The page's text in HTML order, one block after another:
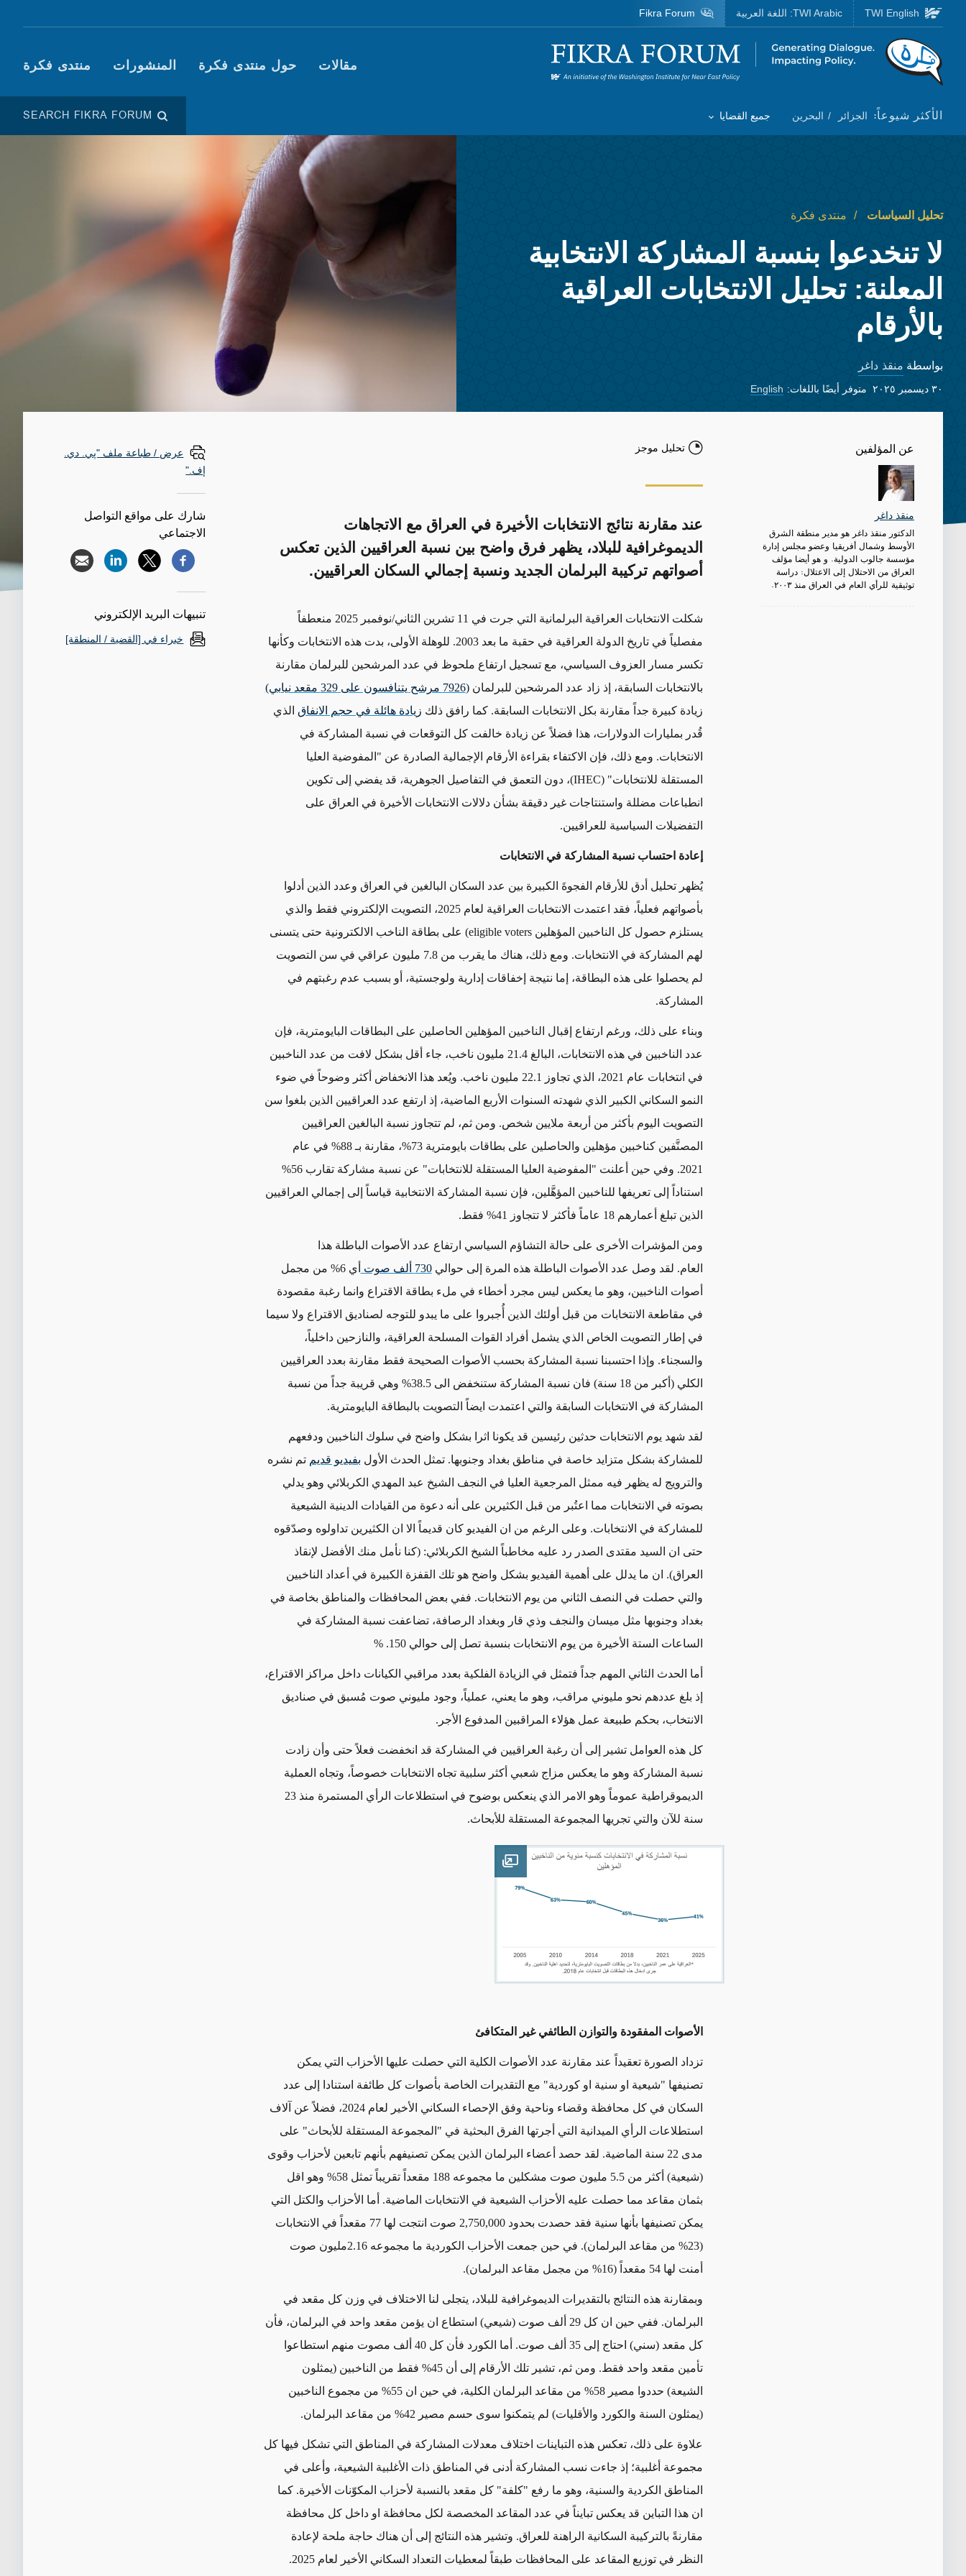
Skip to main content
Homepage
Main navigation (Fikra Forum)
مقالات حول منتدى فكرة المنشورات منتدى فكرة
الأكثر شيوعاً: الجزائر البحرين
Toggle List of
جميع القضايا SEARCH FIKRA FORUM
TWI English
TWI Arabic: اللغة العربية Fikra Forum
تحليل السياسات منتدى فكرة
لا تنخدعوا بنسبة المشاركة الانتخابية
المعلنة: تحليل الانتخابات العراقية
بالأرقام
بواسطة منقذ داغر
٣٠ ديسمبر ٢٠٢٥ متوفر أيضًا باللغات: English
عن المؤلفين
منقذ داغر
الدكتور منقذ داغر هو مدير منطقة الشرق
الأوسط وشمال أفريقيا وعضو مجلس إدارة
مؤسسة جالوب الدولية. و هو أيضا مؤلف
العراق من الاحتلال إلى الاعتلال: دراسة
توثيقية للرأي العام في العراق منذ ٢٠٠٣.
تحليل موجز
عند مقارنة نتائج الانتخابات الأخيرة في العراق مع الاتجاهات
الديموغرافية للبلاد، يظهر فرق واضح بين نسبة العراقيين الذين تعكس
أصواتهم تركيبة البرلمان الجديد ونسبة إجمالي السكان العراقيين.
شكلت الانتخابات العراقية البرلمانية التي جرت في تشرين الثاني/نوفمبر 2025
منعطفاً
مفصلياً في تاريخ الدولة العراقية في حقبة ما بعد 2003. للوهلة الأولى،
بدت هذه الانتخابات وكأنها
تكسر مسار العزوف السياسي، مع تسجيل ارتفاع ملحوظ في عدد المرشحين للبرلمان مقارنة
بالانتخابات السابقة، إذ زاد عدد المرشحين للبرلمان(7926 مرشح يتنافسون على 329 مقعد نيابي)
زيادة كبيرة جداً مقارنة بكل الانتخابات السابقة.كما رافق ذلك زيادة هائلة في حجم الانفاق الذي
قُدر بمليارات الدولارات، هذا فضلاً عن زيادة خالفت كل التوقعات في نسبة المشاركة في
الانتخابات. ومع ذلك، فإن الاكتفاء بقراءة الأرقام الإجمالية الصادرة عن "المفوضية العليا
المستقلة للانتخابات"
(IHEC)
، دون التعمق في التفاصيل الجوهرية، قد يفضي إلى تكوين
انطباعات مضللة واستنتاجات غير دقيقة بشأن دلالات الانتخابات الأخيرة في العراق على
التفضيلات السياسية للعراقيين.
إعادة احتساب نسبة المشاركة في الانتخابات
يُظهر تحليل أدق للأرقام الفجوةَ الكبيرة بين عدد السكان البالغين في العراق وعدد الذين أدلوا
بأصواتهم فعلياً
، فقد اعتمدت الانتخابات العراقية لعام 2025، التصويت الإلكتروني فقط والذي
يستلزم حصول كل الناخبين المؤهلينeligible voters) على بطاقة الناخب الالكترونية حتى يتسنى
لهم المشاركة في الانتخابات. ومع ذلك، هناك ما يقرب من
7.8 مليون عراقي في سن التصويت
لم يحصلوا على هذه البطاقة، إما نتيجة إخفاقات إدارية ولوجستية، أو بسبب عدم رغبتهم في
المشاركة.
وبناء على ذلك، ورغم ارتفاع إقبال الناخبين المؤهلين الحاصلين على البطاقات البايومترية، فإن
عدد الناخبين في هذه الانتخابات، البالغ 21.4 مليون ناخب، جاء أقل بشكل لافت من عدد الناخبين
في انتخابات عام 2021، الذي تجاوز 22.1 مليون ناخب
. ويُعد هذا الانخفاض أكثر وضوحاً في ضوء
النمو السكاني الكبير الذي شهدته السنوات الأربع الماضية، إذ ارتفع عدد العراقيين الذين بلغوا سن
التصويت اليوم بأكثر من أربعة ملايين شخص. ومن ثم، لم تتجاوز نسبة البالغين العراقيين
المصنَّفين كناخبين مؤهلين والحاصلين على بطاقات بايومترية 73%، مقارنة بـ 88% في عام
2021
.
وفي حين أعلنت "المفوضية العليا المستقلة للانتخابات" عن نسبة مشاركة تقارب 56%
استناداً إلى تعريفها للناخبين المؤهَّلين، فإن نسبة المشاركة الانتخابية قياساً إلى إجمالي العراقيين
الذين تبلغ أعمارهم 18 عاماً فأكثر لا تتجاوز 41% فقط.
ومن المؤشرات الأخرى على حالة التشاؤم السياسي ارتفاع عدد الأصوات الباطلة هذا
العام. لقد وصل عدد الأصوات الباطلة هذه المرة إلى حوالي730 ألف صوت
أي 6% من مجمل
أصوات الناخبين، وهو ما يعكس ليس مجرد أخطاء في ملء بطاقة الاقتراع وانما رغبة مقصودة
في مقاطعة الانتخابات من قبل أولئك الذين أُجبروا على ما يبدو للتوجه لصناديق الاقتراع ولا سيما
في إطار التصويت الخاص الذي يشمل أفراد القوات المسلحة العراقية، والنازحين داخلياً،
والسجناء. وإذا احتسبنا نسبة المشاركة بحسب الأصوات الصحيحة فقط مقارنة بعدد العراقيين
الكلي (أكبر من 18 سنة) فان نسبة المشاركة ستنخفض الى 38.5% وهي قريبة جداً من نسبة
المشاركة في الانتخابات السابقة والتي اعتمدت ايضاً التصويت بالبطاقة البايومترية.
لقد شهد يوم الانتخابات حدثين رئيسين قد يكونا اثرا بشكل واضح في سلوك الناخبين ودفعهم
للمشاركة بشكل متزايد خاصة في مناطق بغداد وجنوبها. تمثل الحدث الأول بفيديو قديم تم نشره
والترويج له يظهر فيه ممثل المرجعية العليا في النجف الشيخ عبد المهدي الكربلائي وهو يدلي
بصوته في الانتخابات مما اعتُبر من قبل الكثيرين على أنه دعوة من القيادات الدينية الشيعية
للمشاركة في الانتخابات. وعلى الرغم من ان الفيديو كان قديماً الا ان الكثيرين تداولوه وصدّقوه
حتى ان السيد مقتدى الصدر رد عليه مخاطباً الشيخ الكربلائي: (كنا نأمل منك الأفضل لإنقاذ
العراق). ان ما يدلل على أهمية الفيديو بشكل واضح هو تلك القفزة الكبيرة في أعداد الناخبين
والتي حصلت في النصف الثاني من يوم الانتخابات. ففي بعض المحافظات والمناطق بخاصة في
بغداد وجنوبها مثل ميسان والنجف وذي قار وبغداد الرصافة، تضاعفت نسبة المشاركة في
الساعات الستة الأخيرة من يوم الانتخابات بنسبة تصل إلى حوالي 150
. %
أما الحدث الثاني المهم جداً فتمثل في الزيادة الفلكية بعدد مراقبي الكيانات داخل مراكز الاقتراع،
إذ بلغ عددهم نحو مليوني مراقب، وهو ما يعني، عملياً، وجود مليوني صوت مُسبق في صناديق
الانتخاب، بحكم طبيعة عمل هؤلاء المراقبين المدفوع الأجر .
كل هذه العوامل تشير إلى أن رغبة العراقيين في المشاركة قد انخفضت فعلاً حتى وأن زادت
نسبة المشاركة وهو ما يعكس مزاج شعبي أكثر سلبية تجاه الانتخابات خصوصاً، وتجاه العملية
الديموقراطية عموماً وهو الامر الذي ينعكس بوضوح في استطلاعات الرأي المستمرة منذ 23
سنة للآن والتي تجريها المجموعة المستقلة للأبحاث.
الأصوات المفقودة والتوازن الطائفي غير المتكافئ
تزداد الصورة تعقيداً عند مقارنة عدد الأصوات الكلية التي حصلت عليها الأحزاب التي يمكن
تصنيفها "شيعية او سنية او كوردية" مع التقديرات الخاصة بأصوات كل طائفة استنادا إلى عدد
السكان في كل محافظة وقضاء وناحية وفق الإحصاء السكاني الأخير لعام 2024، فضلاً عن آلاف
استطلاعات الرأي الميدانية التي أجرتها الفرق البحثية في "المجموعة المستقلة للأبحاث" على
مدى 22 سنة الماضية
. لقد حصد أعضاء البرلمان الذين يمكن تصنيفهم بأنهم تابعين لأحزاب وقوى
(شيعية) أكثر من 5.5 مليون صوت مشكلين ما مجموعه 188 مقعداً تقريباً تمثل 58% وهو اقل
بثمان مقاعد مما حصلت عليه الأحزاب الشيعية في الانتخابات الماضية. أما الأحزاب والكتل التي
يمكن تصنيفها بأنها سنية فقد حصدت بحدود2,750,000
صوت انتجت لها 77 مقعداً في الانتخابات
(23% من مقاعد البرلمان). في حين جمعت الأحزاب الكوردية ما مجموعه
2.16مليون صوت
أمنت لها 54 مقعداً (16% من مجمل مقاعد البرلمان).
وبمقارنة هذه النتائج بالتقديرات الديموغرافية للبلاد، يتجلى لنا الاختلاف في وزن كل مقعد في
البرلمان. ففي حين ان كل 29 ألف صوت (شيعي) استطاع ان يؤمن مقعد واحد في البرلمان، فأن
كل مقعد (سني) احتاج إلى 35 ألف صوت. أما الكورد فأن كل 40 ألف مصوت منهم استطاعوا
تأمين مقعد واحد فقط. ومن ثم، تشير تلك الأرقام إلى أن 45% فقط من الناخبين (يمثلون
الشيعة) حددوا مصير 58% من مقاعد البرلمان الكلية، في حين ان 55% من مجموع الناخبين
(يمثلون السنة والكورد والأقليات) لم يتمكنوا سوى حسم مصير 42% من مقاعد البرلمان.
علاوة على ذلك، تعكس هذه التباينات اختلاف معدلات المشاركة في المناطق التي تشكل فيها كل
مجموعة أغلبية؛ إذ جاءت نسب المشاركة أدنى في المناطق ذات الأغلبية الشيعية، وأعلى في
المناطق الكردية والسنية، وهو ما رفع "كلفة" كل مقعد بالنسبة لأحزاب المكوّنات الأخيرة. كما
ان هذا التباين قد يعكس تبايناً في عدد المقاعد المخصصة لكل محافظة او داخل كل محافظة
مقارنةً بالتركيبة السكانية الراهنة للعراق. وتشير هذه النتائج إلى أن هناك حاجة ملحة لإعادة
النظر في توزيع المقاعد على المحافظات طبقاً لمعطيات التعداد السكاني الأخير لعام 2025
.
عرض / طباعة ملف "پي. دي.
إف."
شارك على مواقع التواصل
الاجتماعي
تنبيهات البريد الإلكتروني
خبراء في [القضية / المنطقة]